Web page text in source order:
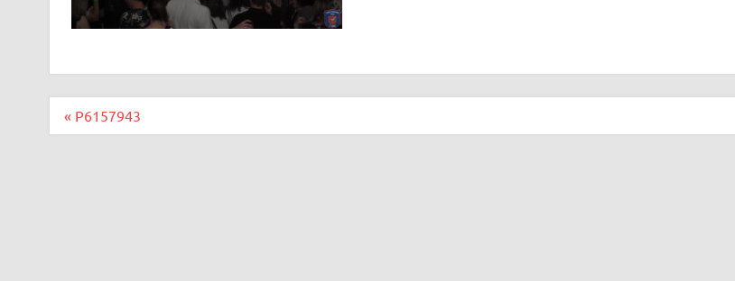
Beitragsnavigation
« P6157943